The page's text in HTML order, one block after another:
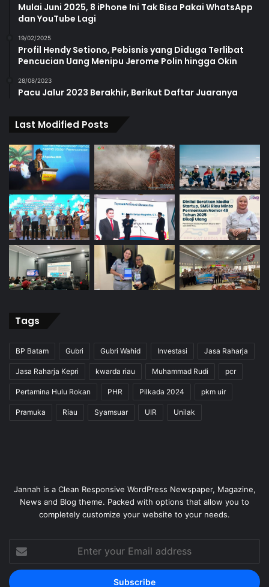
Mulai Juni 2025, 8 iPhone Ini Tak Bisa Pakai WhatsApp
dan YouTube Lagi
19/02/2025
Profil Hendy Setiono, Pebisnis yang Diduga Terlibat
Pencucian Uang Menipu Jerome Polin hingga Okin
28/08/2023
Pacu Jalur 2023 Berakhir, Berikut Daftar Juaranya
Last Modified Posts
Tags
BP Batam Gubri Gubri Wahid Investasi Jasa Raharja
Jasa Raharja Kepri kwarda riau Muhammad Rudi pcr
Pertamina Hulu Rokan PHR Pilkada 2024 pkm uir
Pramuka Riau Syamsuar UIR Unilak
Jannah is a Clean Responsive WordPress Newspaper, Magazine,
News and Blog theme. Packed with options that allow you to
completely customize your website to your needs.
Enter
your
Email
address